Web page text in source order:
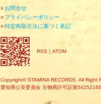
» お問合せ
» プライバシーポリシー
»特定商取引法に基づく表記
RSS ｜ ATOM
Copyright© STAMINA RECORDS. All Right
愛知県公安委員会 古物商許可証第